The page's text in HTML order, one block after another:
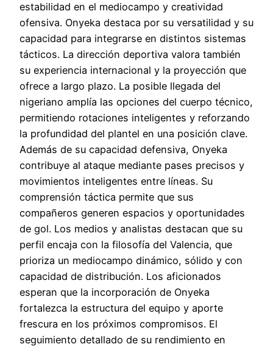
estabilidad en el mediocampo y creatividad
ofensiva. Onyeka destaca por su versatilidad y su
capacidad para integrarse en distintos sistemas
tácticos. La dirección deportiva valora también
su experiencia internacional y la proyección que
ofrece a largo plazo. La posible llegada del
nigeriano amplía las opciones del cuerpo técnico,
permitiendo rotaciones inteligentes y reforzando
la profundidad del plantel en una posición clave.
Además de su capacidad defensiva, Onyeka
contribuye al ataque mediante pases precisos y
movimientos inteligentes entre líneas. Su
comprensión táctica permite que sus
compañeros generen espacios y oportunidades
de gol. Los medios y analistas destacan que su
perfil encaja con la filosofía del Valencia, que
prioriza un mediocampo dinámico, sólido y con
capacidad de distribución. Los aficionados
esperan que la incorporación de Onyeka
fortalezca la estructura del equipo y aporte
frescura en los próximos compromisos. El
seguimiento detallado de su rendimiento en